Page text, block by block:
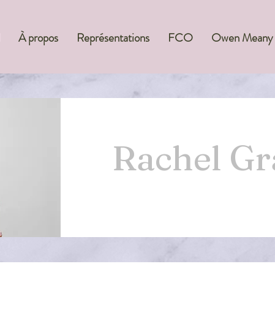
À propos Représentations FCO Owen Meany
Rachel